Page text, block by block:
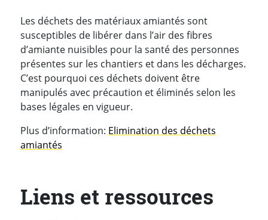
Les déchets des matériaux amiantés sont
susceptibles de libérer dans l’air des fibres
d’amiante nuisibles pour la santé des personnes
présentes sur les chantiers et dans les décharges.
C’est pourquoi ces déchets doivent être
manipulés avec précaution et éliminés selon les
bases légales en vigueur.
Plus d’information: Elimination des déchets
amiantés
Liens et ressources